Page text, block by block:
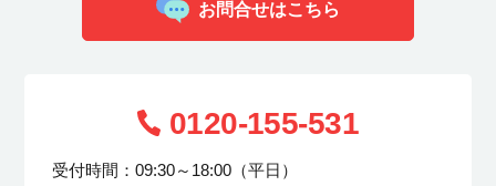
お問合せはこちら
0120-155-531
受付時間：09:30～18:00（平日）